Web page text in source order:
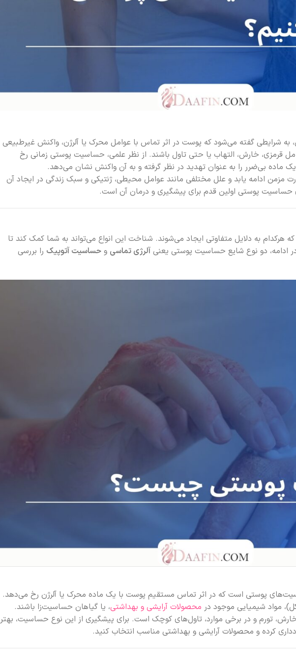
شرایطی گفته می‌شود که پوست در اثر تماس با عوامل محرک یا آلرژن، واکنش غیرطبیعی
قرمزی، خارش، التهاب یا حتی تاول باشند. از نظر علمی، حساسیت پوستی زمانی رخ
ماده بی‌ضرر را به عنوان تهدید در نظر گرفته و به آن واکنش نشان می‌دهد.
مزمن ادامه یابد و علل مختلفی مانند عوامل محیطی، ژنتیکی و سبک زندگی در ایجاد آن
پوستی اولین قدم برای پیشگیری و درمان آن است.
هرکدام به دلایل متفاوتی ایجاد می‌شوند. شناخت این انواع می‌تواند به شما کمک کند تا
ادامه، دو نوع شایع حساسیت پوستی یعنی آلرژی تماسی و حساسیت آتوپیک را بررسی
پوستی است که در اثر تماس مستقیم پوست با یک ماده محرک یا آلرژن رخ می‌دهد.
مواد شیمیایی موجود در محصولات آرایشی و بهداشتی، یا گیاهان حساسیت‌زا باشند.
تورم و در برخی موارد، تاول‌های کوچک است. برای پیشگیری از این نوع حساسیت، بهتر
کرده و محصولات آرایشی و بهداشتی مناسب انتخاب کنید.